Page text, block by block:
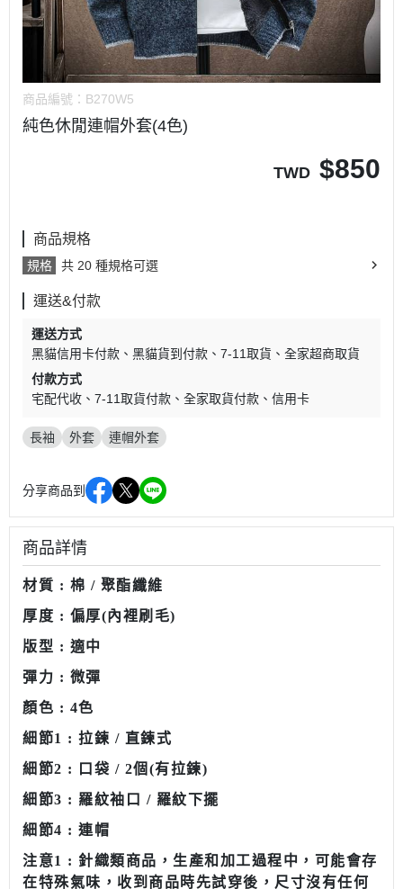
商品編號： B270W5
純色休閒連帽外套(4色)
TWD $850
商品規格
規格 共 20 種規格可選
運送&付款
運送方式
黑貓信用卡付款
黑貓貨到付款 7-11取貨
全家超商取貨
付款方式
宅配代收
7-11取貨付款 全家取貨付款 信用卡
長袖 外套 連帽外套
分享商品到
商品詳情
材質 : 棉 / 聚酯纖維
厚度 : 偏厚(內裡刷毛)
版型 : 適中
彈力 : 微彈
顏色 : 4色
細節1 : 拉鍊 / 直鍊式
細節2 : 口袋 / 2個(有拉鍊)
細節3 : 羅紋袖口 / 羅紋下擺
細節4 : 連帽
注意1 : 針織類商品，生產和加工過程中， 可能會存
在特殊氣味，收到商品時先試穿後，尺寸沒有任何